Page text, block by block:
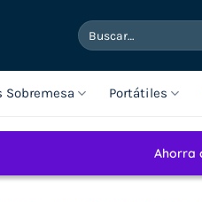
Buscar
por:
Sobremesa Portátiles